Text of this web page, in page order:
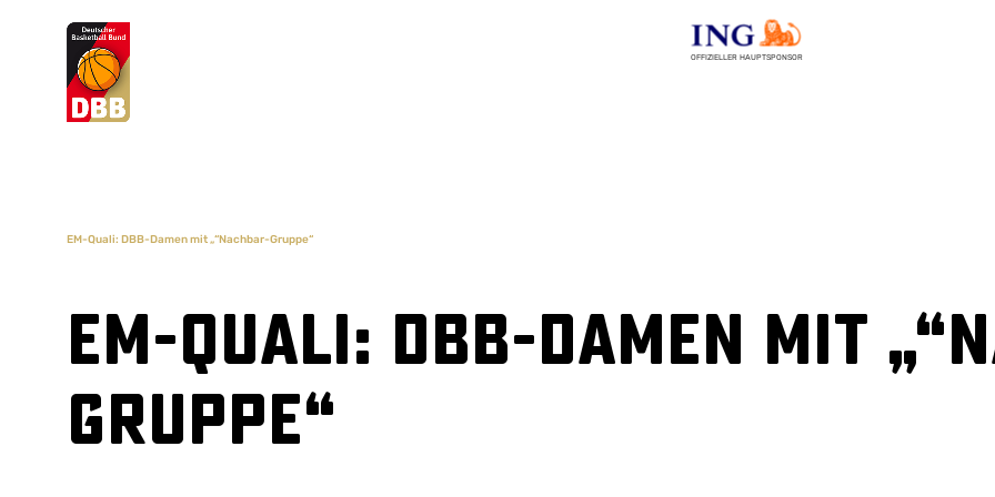
OFFIZIELLER HAUPTSPONSOR
Suchvorschläge
EM-Quali: DBB-Damen mit „“Nachbar-Gruppe“
EM-Quali: DBB-Damen mit
Gruppe“